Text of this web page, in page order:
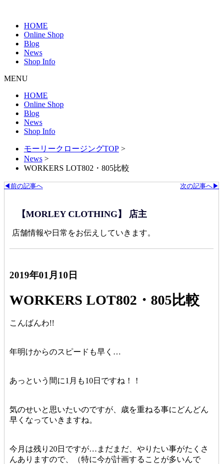
HOME
Online Shop
Blog
News
Shop Info
MENU
HOME
Online Shop
Blog
News
Shop Info
モーリークロージングTOP >
News >
WORKERS LOT802・805比較
次の記事へ▶
◀前の記事へ
【MORLEY CLOTHING】 店主
店舗情報や日常をお伝えしていきます。
2019年01月10日
WORKERS LOT802・805比較
こんばんわ!!
年明けからのスピードも早く…
あっという間に1月も10日ですね！！
気のせいと思いたいのですが、歳を重ねる事にどんどん
早くなっていきますね。
今月は残り20日ですが…まだまだ、やりたい事がたくさ
んありますので、（特に今が計画することが多いんで